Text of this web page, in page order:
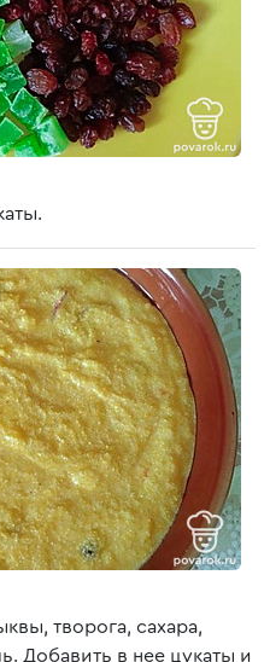
творога, сахара,
Добавить в нее цукаты и